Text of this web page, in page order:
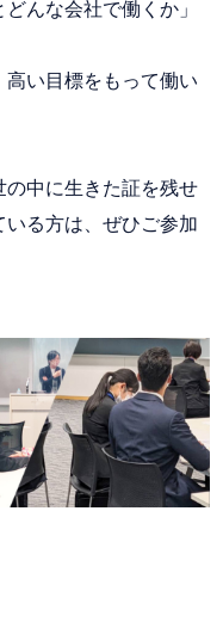
んな会社で働くか」
い目標をもって働い
の中に生きた証を残せ
る方は、ぜひご参加